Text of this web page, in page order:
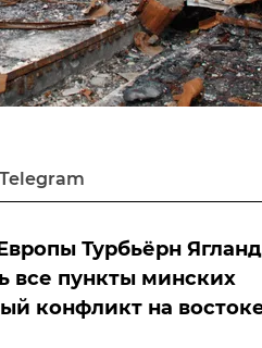
Telegram
Турбьёрн Ягланд
все пункты минских
конфликт на